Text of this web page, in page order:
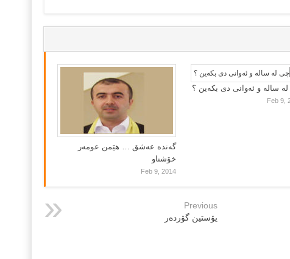
گه‌نده‌ عه‌شق … هێمن عومه‌ر
خۆشناو
Feb 9, 2014
سالە و ئەوانی دی بكەین ؟
Feb 9,
Previous
یۆستین گۆردەر